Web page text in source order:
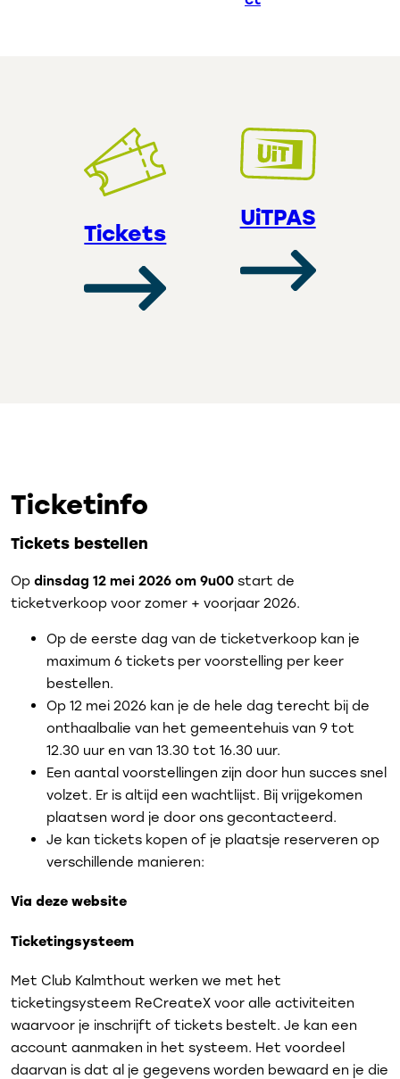
Tickets
UiTPAS
Ticketinfo
Tickets bestellen
Op dinsdag 12 mei 2026 om 9u00 start de
ticketverkoop voor zomer + voorjaar 2026.
Op de eerste dag van de ticketverkoop kan je
maximum 6 tickets per voorstelling per keer
bestellen.
Op 12 mei 2026 kan je de hele dag terecht bij de
onthaalbalie van het gemeentehuis van 9 tot
12.30 uur en van 13.30 tot 16.30 uur.
Een aantal voorstellingen zijn door hun succes snel
volzet. Er is altijd een wachtlijst. Bij vrijgekomen
plaatsen word je door ons gecontacteerd.
Je kan tickets kopen of je plaatsje reserveren op
verschillende manieren:
Via deze website
Ticketingsysteem
Met Club Kalmthout werken we met het
ticketingsysteem ReCreateX voor alle activiteiten
waarvoor je inschrijft of tickets bestelt. Je kan een
account aanmaken in het systeem. Het voordeel
daarvan is dat al je gegevens worden bewaard en je die